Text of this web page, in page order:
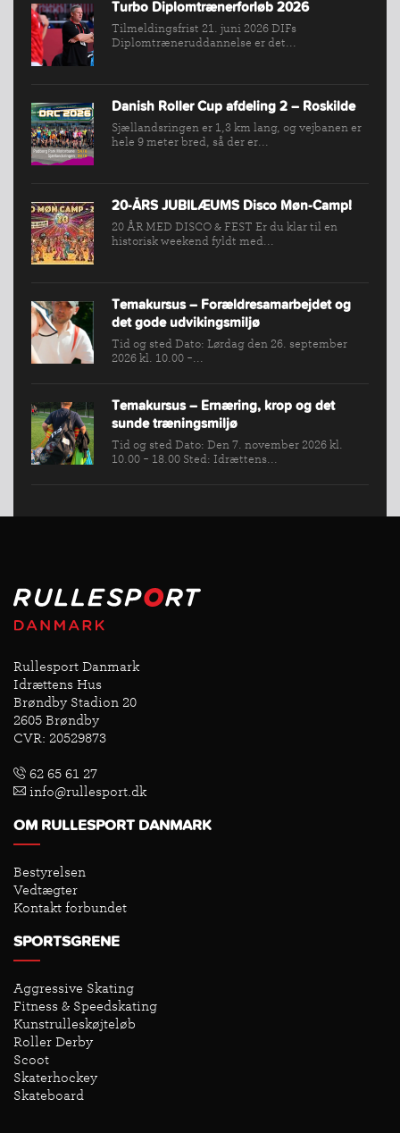
FORBUNDET
VÆRKTØJSKASSEN
Turbo Diplomtrænerforløb 2026
Tilmeldingsfrist 21. juni 2026 DIFs
Diplomtræneruddannelse er det...
Danish Roller Cup afdeling 2 – Roskilde
Sjællandsringen er 1,3 km lang, og vejbanen er
hele 9 meter bred, så der er...
20-ÅRS JUBILÆUMS Disco Møn-Camp!
20 ÅR MED DISCO & FEST Er du klar til en
historisk weekend fyldt med...
Temakursus – Forældresamarbejdet og
det gode udvikingsmiljø
Tid og sted Dato: Lørdag den 26. september
2026 kl. 10.00 -...
Temakursus – Ernæring, krop og det
sunde træningsmiljø
Tid og sted Dato: Den 7. november 2026 kl.
10.00 - 18.00 Sted: Idrættens...
Rullesport Danmark
Idrættens Hus
Brøndby Stadion 20
2605 Brøndby
CVR: 20529873
62 65 61 27
info@rullesport.dk
OM RULLESPORT DANMARK
Bestyrelsen
Vedtægter
Kontakt forbundet
SPORTSGRENE
Aggressive Skating
Fitness & Speedskating
Kunstrulleskøjteløb
Roller Derby
Scoot
Skaterhockey
Skateboard